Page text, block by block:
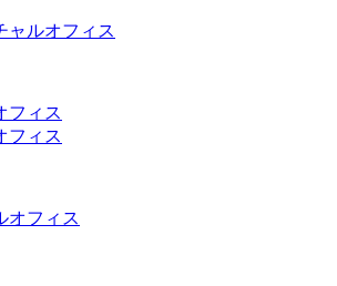
ャルオフィス
フィス
フィス
オフィス